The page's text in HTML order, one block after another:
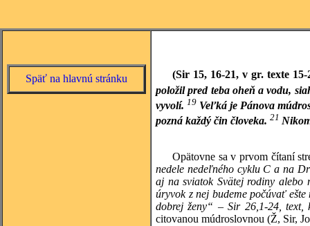
Späť na hlavnú stránku
(Sir 15, 16-21, v gr. texte 15-
položil pred teba oheň a vodu,
vyvolí. 19 Veľká je Pánova
pozná každý čin človeka. 21
Opätovne sa v prvom čítaní
nedele nedeľného cyklu C a na
aj na sviatok Svätej rodiny
úryvok z nej budeme počúvať
dobrej ženy“ – Sir 26,1-24,
citovanou múdroslovnou (Ž, Sir,